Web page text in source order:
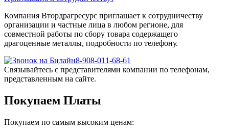
Компания Втордрагресурс приглашает к сотрудничеству
организации и частные лица в любом регионе, для
совместной работы по сбору товара содержащего
драгоценные металлы, подробности по телефону.
8-908-011-68-61
Связывайтесь с представителями компании по телефонам,
представленным на сайте.
Покупаем Платы
Покупаем по самым высоким ценам: